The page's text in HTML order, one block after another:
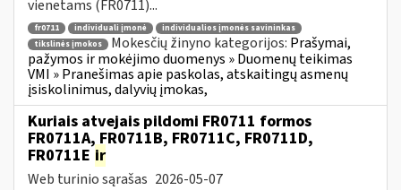
vienetams (FR0711)...
fr0711 individuali įmonė
individualios įmonės savininkas
tikslinės įmokos
Mokesčių žinyno kategorijos: Prašymai,
pažymos ir mokėjimo duomenys » Duomenų teikimas
VMI » Pranešimas apie paskolas, atskaitingų asmenų
įsiskolinimus, dalyvių įmokas,
Kuriais atvejais pildomi FR0711 formos
FR0711A, FR0711B, FR0711C, FR0711D,
FR0711E ir
Web turinio sąrašas 2026-05-07